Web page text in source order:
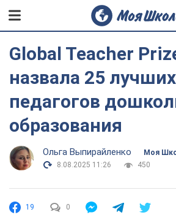
Global Teacher
назвала 25 лучших
педагогов
образования
Ольга Выпирайленко
Моя
8.08.2025 11:26
450
19 0